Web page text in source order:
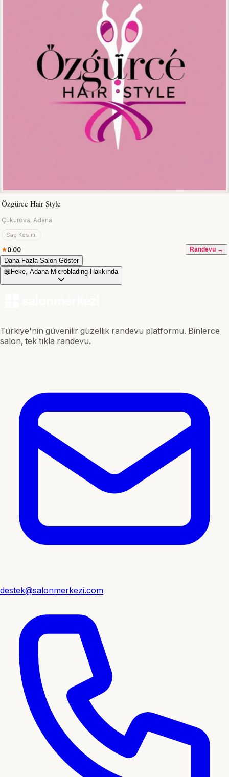
Özgürce Hair Style
Çukurova, Adana
Saç Kesimi
0.00 Randevu →
Daha Fazla Salon Göster
📖 Feke, Adana Microblading Hakkında
Türkiye'nin güvenilir güzellik randevu platformu. Binlerce
salon, tek tıkla randevu.
destek@salonmerkezi.com